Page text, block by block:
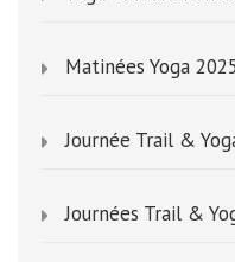
Matinées Yoga
Journée Trail &
Journées Trail &